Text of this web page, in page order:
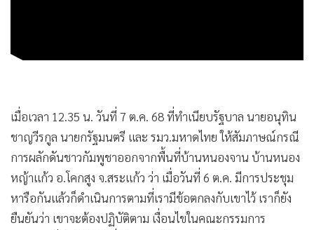
• Celeb Online
• Factcheck
• ญี่ปุ่น
• News1
• Gotomanager
เมื่อเวลา 12.35 น. วันที่ 7 ต.ค. 68 ที่ทำเนียบรัฐบาล นายอนุทิน
ชาญวีรกูล นายกรัฐมนตรี และ รมว.มหาดไทย ให้สัมภาษณ์กรณี
การผลักดันชาวกัมพูชาออกจากพื้นที่บ้านหนองจาน บ้านหนอง
หญ้าแก้ว อ.โคกสูง จ.สระแก้ว ว่า เมื่อวันที่ 6 ต.ค. มีการประชุม
หารือกันแล้วก็ดำเนินการตามที่เรามีข้อตกลงกับเขาไว้ เราก็ยัง
ยืนยันว่า เขาจะต้องปฏิบัติตาม เงื่อนไขในคณะกรรมการ